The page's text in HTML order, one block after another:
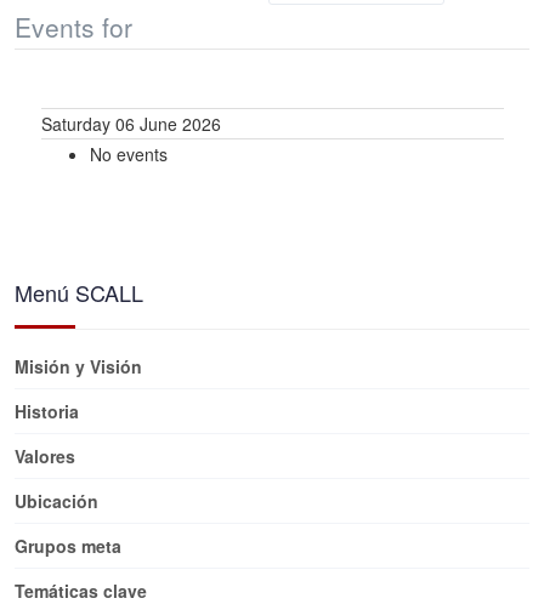
Events for
Saturday 06 June 2026
No events
Menú SCALL
Misión y Visión
Historia
Valores
Ubicación
Grupos meta
Temáticas clave